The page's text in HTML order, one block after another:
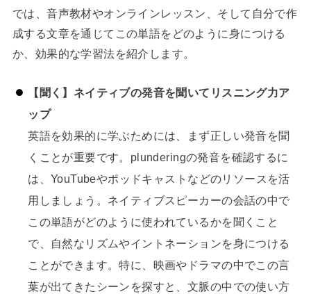
では、音声教材やオンラインレッスン、そして自分で作
成する文章を通じてこの単語をどのように身につける
か、効果的な学習法を紹介します。
【聞く】ネイティブの発音を聞いてリスニング力ア
ップ
英語を効果的に学ぶためには、まず正しい発音を聞
くことが重要です。plunderingの発音を確認するに
は、YouTubeやポッドキャストなどのリソースを活
用しましょう。ネイティブスピーカーの会話の中で
この単語がどのように使われているかを聞くこと
で、自然なリズムやイントネーションを身につける
ことができます。特に、映画やドラマの中でこの言
葉が出てきたシーンを探すと、文脈の中での使い方